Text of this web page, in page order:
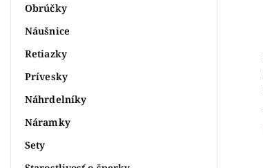
Obrúčky
Náušnice
Retiazky
Prívesky
Náhrdelníky
Náramky
Sety